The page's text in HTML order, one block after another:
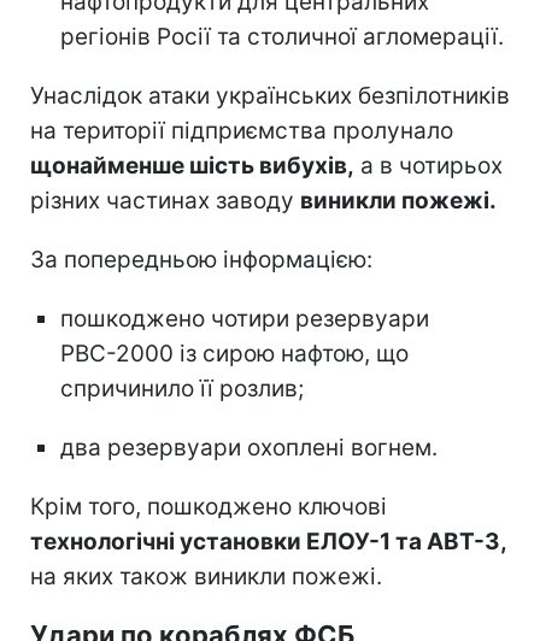
регіонів Росії та столичної агломерації.
Унаслідок атаки українських безпілотників
на території підприємства пролунало
щонайменше шість вибухів, а в чотирьох
різних частинах заводу виникли пожежі.
За попередньою інформацією:
пошкоджено чотири резервуари
РВС-2000 із сирою нафтою, що
спричинило її розлив;
два резервуари охоплені вогнем.
Крім того, пошкоджено ключові
технологічні установки ЕЛОУ-1 та АВТ-3,
на яких також виникли пожежі.
Удари по кораблях ФСБ